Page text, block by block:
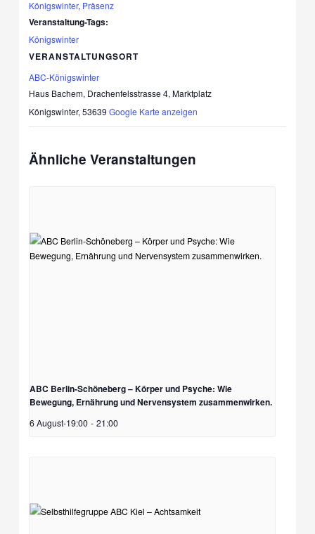
Königswinter, Präsenz
Veranstaltung-Tags:
Königswinter
VERANSTALTUNGSORT
ABC-Königswinter
Haus Bachem, Drachenfelsstrasse 4, Marktplatz
Königswinter, 53639 Google Karte anzeigen
Ähnliche Veranstaltungen
ABC Berlin-Schöneberg – Körper und Psyche: Wie
Bewegung, Ernährung und Nervensystem zusammenwirken.
6 August-19:00 - 21:00